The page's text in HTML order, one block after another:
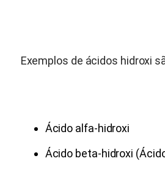
Exemplos de ácidos hidroxi
Ácido alfa-hidroxi
Ácido beta-hidroxi